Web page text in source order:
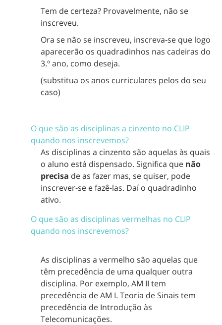
Tem de certeza? Provavelmente, não se
inscreveu.
Ora se não se inscreveu, inscreva-se que logo
aparecerão os quadradinhos nas cadeiras do
3.º ano, como deseja.
(substitua os anos curriculares pelos do seu
caso)
O que são as disciplinas a cinzento no CLIP
quando nos inscrevemos?
As disciplinas a cinzento são aquelas às quais
o aluno está dispensado. Significa que não
precisa de as fazer mas, se quiser, pode
inscrever-se e fazê-las. Daí o quadradinho
ativo.
O que são as disciplinas vermelhas no CLIP
quando nos inscrevemos?
As disciplinas a vermelho são aquelas que
têm precedência de uma qualquer outra
disciplina. Por exemplo, AM II tem
precedência de AM I. Teoria de Sinais tem
precedência de Introdução às
Telecomunicações.